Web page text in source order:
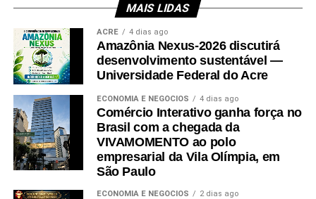
MAIS LIDAS
ACRE 4 dias ago
Amazônia Nexus-2026 discutirá
desenvolvimento sustentável —
Universidade Federal do Acre
ECONOMIA E NEGÓCIOS 4 dias ago
Comércio Interativo ganha força no
Brasil com a chegada da
VIVAMOMENTO ao polo
empresarial da Vila Olímpia, em
São Paulo
ECONOMIA E NEGÓCIOS 2 dias ago